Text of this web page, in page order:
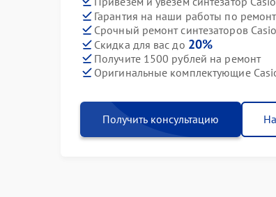
Гарантия на наши работы по
Срочный ремонт синтезаторов
Скидка для вас до 20%
Получите 1500 рублей на ремонт
Оригинальные комплектующие
Получить консультацию